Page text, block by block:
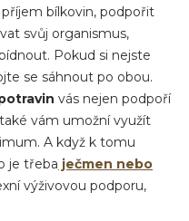
bílkovin, podpořit
svůj organismus,
Pokud si nejste
se sáhnout po obou.
vás nejen podpoří
vám umožní využít
A když k tomu
je třeba ječmen nebo
výživovou podporu,